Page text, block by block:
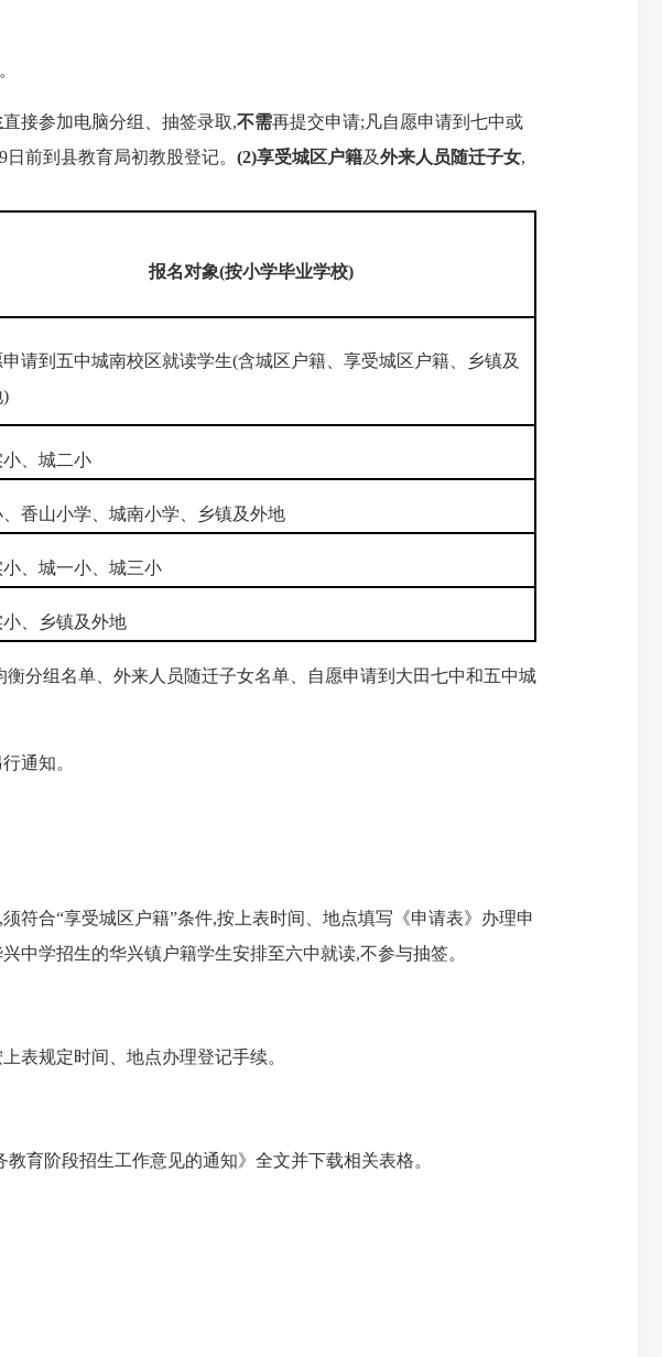
直接参加电脑分组、抽签录取,不需再提交申请;凡自愿申请到七中或
前到县教育局初教股登记。 (2)享受城区户籍及外来人员随迁子女,
报名对象(按小学毕业学校)
申请到五中城南校区就读学生(含城区户籍、享受城区户籍、乡镇及
)
小、城二小
、香山小学、城南小学、乡镇及外地
小、城一小、城三小
小、乡镇及外地
分组名单、外来人员随迁子女名单、自愿申请到大田七中和五中城
通知。
合“享受城区户籍”条件,按上表时间、地点填写《申请表》办理申
中学招生的华兴镇户籍学生安排至六中就读,不参与抽签。
规定时间、地点办理登记手续。
育阶段招生工作意见的通知》全文并下载相关表格。